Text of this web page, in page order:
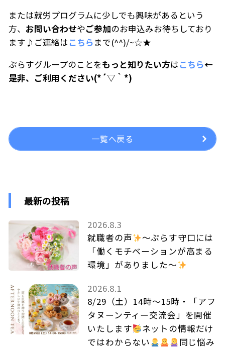
または就労プログラムに少しでも興味があるという
方、 お問い合わせやご参加のお申込みお待ちしており
ます♪ご連絡はこちら まで(^^)/~☆★
ぷらすグループのことをもっと知りたい方はこちら←
是非、ご利用ください(*´▽｀*)
一覧へ戻る
最新の投稿
2026.8.3
就職者の声
～ぷらす守口には
「働くモチベーションが高まる
環境」がありました～
2026.8.1
8/29（土）14時～15時・「アフ
タヌーンティー交流会」を開催
いたします
ネットの情報だけ
ではわからない
同じ悩み